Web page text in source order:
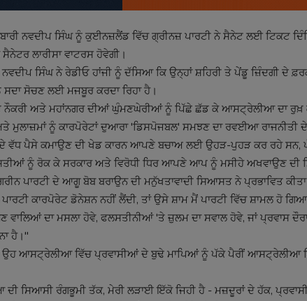
ਨਵਦੀਪ ਸਿੰਘ ਨੂੰ ਕੁਈਨਜ਼ਲੈਂਡ ਵਿੱਚ ਗ੍ਰੀਨਜ਼ ਪਾਰਟੀ ਨੇ ਸੈਨੇਟ ਲਈ ਟਿਕਟ
ਲਾਰੀਸਾ ਵਾਟਰਸ ਹੋਵੇਗੀ।
ਨਵਦੀਪ ਸਿੰਘ ਨੇ ਰੇਡੀਓ ਹਾਂਜੀ ਨੂੰ ਦੱਸਿਆ ਕਿ ਉਨ੍ਹਾਂ ਸ਼ਹਿਰੀ ਤੇ ਪੇਂਡੂ ਜ਼ਿੰਦਗੀ ਦੇ
ਸੋਚਣ ਲਈ ਮਜਬੂਰ ਕਰਦਾ ਰਿਹਾ ਹੈ।
ਨੌਕਰੀ ਅਤੇ ਮਹਾਂਨਗਰ ਦੀਆਂ ਘੁੰਮਣਘੇਰੀਆਂ ਨੂੰ ਪਿੱਛੇ ਛੱਡ ਕੇ ਆਸਟ੍ਰੇਲੀਆ ਦਾ ਰੁਖ਼
ਮੁਲਾਜ਼ਮਾਂ ਨੂੰ ਕਾਰਪੋਰੇਟਾਂ ਦੁਆਰਾ 'ਡਿਸਪੋਜਬਲ' ਸਮਝਣ ਦਾ ਰਵਈਆ ਰਾਜਨੀਤੀ
ਵੱਧ ਪੈਸੇ ਕਮਾਉਣ ਦੀ ਖੇਡ ਕਾਰਨ ਆਪਣੇ ਬਚਾਅ ਲਈ ਉਹੜ-ਪੁਹੜ ਕਰ ਰਹੇ
ਨੂੰ ਰੋਕ ਕੇ ਸਰਕਾਰ ਅਤੇ ਵਿਰੋਧੀ ਧਿਰ ਆਪਣੇ ਆਪ ਨੂੰ ਮਸੀਹੇ ਅਖਵਾਉਣ ਦੀ
ਪਾਰਟੀ ਦੇ ਆਗੂ ਬੋਬ ਬਰਾਉਨ ਦੀ ਮਨੁੱਖਤਾਵਾਦੀ ਸਿਆਸਤ ਨੇ ਪ੍ਰਭਾਵਿਤ
ਪਾਰਟੀ ਕਾਰਪੋਰੇਟ ਡੋਨੇਸ਼ਨ ਨਹੀਂ ਲੈਂਦੀ, ਤਾਂ ਉਸੇ ਸ਼ਾਮ ਮੈਂ ਪਾਰਟੀ ਵਿੱਚ ਸ਼ਾਮਲ ਹੋ
ਦਾ ਮਸਲਾ ਹੋਵੇ, ਫਲਸਤੀਨੀਆਂ 'ਤੇ ਜ਼ੁਲਮ ਦਾ ਸਵਾਲ ਹੋਵੇ, ਜਾਂ ਪ੍ਰਵਾਸ
ਹੈ।"
ਉਹ ਆਸਟ੍ਰੇਲੀਆ ਵਿੱਚ ਪ੍ਰਵਾਸੀਆਂ ਦੇ ਬੁਢੇ ਮਾਪਿਆਂ ਨੂੰ ਪੱਕੇ ਪੈਰੀਂ ਆਸਟ੍ਰੇਲੀਆ
ਸਿਆਸੀ ਰੰਗਭੂਮੀ ਤੱਕ, ਮੇਰੀ ਲੜਾਈ ਇੱਕੋ ਜਿਹੀ ਹੈ - ਮਜ਼ਦੂਰਾਂ ਦੇ ਹੱਕ,